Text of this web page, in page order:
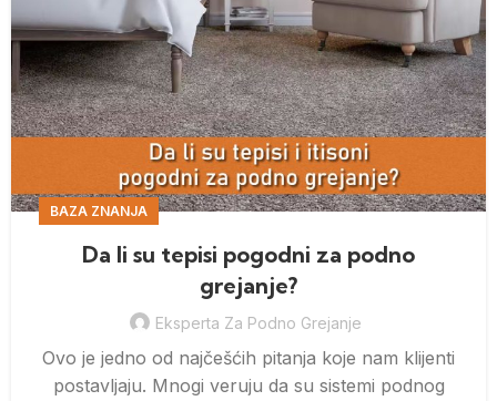
BAZA ZNANJA
Da li su tepisi pogodni za podno
grejanje?
Eksperta Za Podno Grejanje
Ovo je jedno od najčešćih pitanja koje nam klijenti
postavljaju. Mnogi veruju da su sistemi podnog